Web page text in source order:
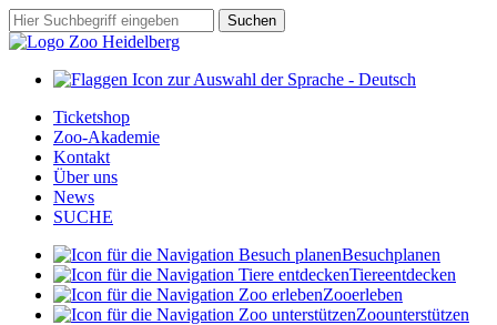
Zum
Hauptinhalt
springen
Suchbegriff Suchen
Ticketshop
Zoo-Akademie
Kontakt
Über uns
News
SUCHE
Besuchplanen
Tiereentdecken
Zooerleben
Zoounterstützen